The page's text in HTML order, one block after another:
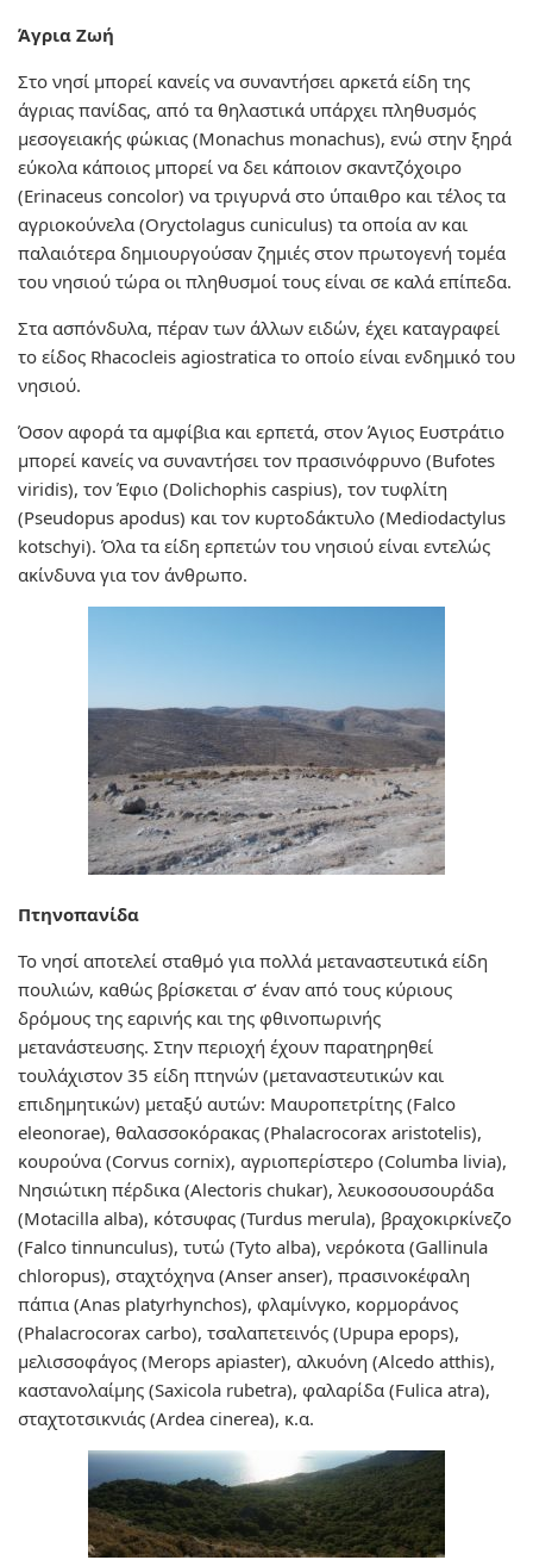
Άγρια Ζωή
Στο νησί μπορεί κανείς να συναντήσει αρκετά είδη της
άγριας πανίδας, από τα θηλαστικά υπάρχει πληθυσμός
μεσογειακής φώκιας (Monachus monachus), ενώ στην ξηρά
εύκολα κάποιος μπορεί να δει κάποιον σκαντζόχοιρο
(Erinaceus concolor) να τριγυρνά στο ύπαιθρο και τέλος τα
αγριοκούνελα (Oryctolagus cuniculus) τα οποία αν και
παλαιότερα δημιουργούσαν ζημιές στον πρωτογενή τομέα
του νησιού τώρα οι πληθυσμοί τους είναι σε καλά επίπεδα.
Στα ασπόνδυλα, πέραν των άλλων ειδών, έχει καταγραφεί
το είδος Rhacocleis agiostratica το οποίο είναι ενδημικό του
νησιού.
Όσον αφορά τα αμφίβια και ερπετά, στον Άγιος Ευστράτιο
μπορεί κανείς να συναντήσει τον πρασινόφρυνο (Bufotes
viridis), τον Έφιο (Dolichophis caspius), τον τυφλίτη
(Pseudopus apodus) και τον κυρτοδάκτυλο (Mediodactylus
kotschyi). Όλα τα είδη ερπετών του νησιού είναι εντελώς
ακίνδυνα για τον άνθρωπο.
Πτηνοπανίδα
Το νησί αποτελεί σταθμό για πολλά μεταναστευτικά είδη
πουλιών, καθώς βρίσκεται σ’ έναν από τους κύριους
δρόμους της εαρινής και της φθινοπωρινής
μετανάστευσης. Στην περιοχή έχουν παρατηρηθεί
τουλάχιστον 35 είδη πτηνών (μεταναστευτικών και
επιδημητικών) μεταξύ αυτών: Μαυροπετρίτης (Falco
eleonorae), θαλασσοκόρακας (Phalacrocorax aristotelis),
κουρούνα (Corvus cornix), αγριοπερίστερο (Columba livia),
Νησιώτικη πέρδικα (Alectoris chukar), λευκοσουσουράδα
(Motacilla alba), κότσυφας (Turdus merula), βραχοκιρκίνεζο
(Falco tinnunculus), τυτώ (Tyto alba), νερόκοτα (Gallinula
chloropus), σταχτόχηνα (Anser anser), πρασινοκέφαλη
πάπια (Anas platyrhynchos), φλαμίνγκο, κορμοράνος
(Phalacrocorax carbo), τσαλαπετεινός (Upupa epops),
μελισσοφάγος (Merops apiaster), αλκυόνη (Alcedo atthis),
καστανολαίμης (Saxicola rubetra), φαλαρίδα (Fulica atra),
σταχτοτσικνιάς (Ardea cinerea), κ.α.